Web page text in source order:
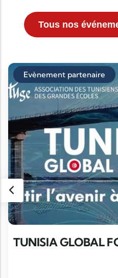
Tous nos
Evènement partenaire
TUNISIA GLOBAL